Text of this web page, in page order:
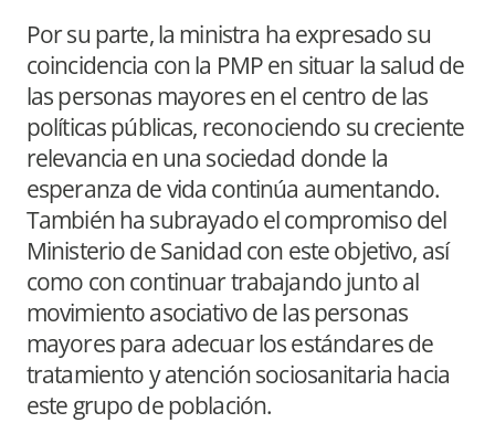
Por su parte, la ministra ha expresado su
coincidencia con la PMP en situar la salud de
las personas mayores en el centro de las
políticas públicas, reconociendo su creciente
relevancia en una sociedad donde la
esperanza de vida continúa aumentando.
También ha subrayado el compromiso del
Ministerio de Sanidad con este objetivo, así
como con continuar trabajando junto al
movimiento asociativo de las personas
mayores para adecuar los estándares de
tratamiento y atención sociosanitaria hacia
este grupo de población.